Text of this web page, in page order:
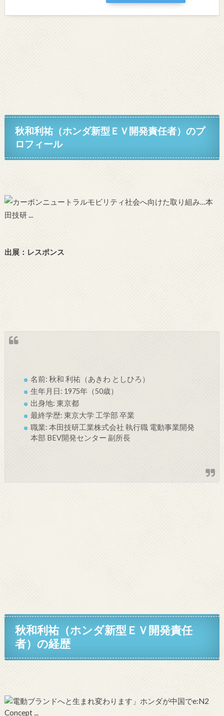
秋和利祐（ホンダ新型ＥＶ開発責任者）のプ
ロフィール
出展：レスポンス
名前: 秋和 利祐（あきわ としひろ）
生年月日: 1975年（50歳）
出身地: 東京都
最終学歴: 東京大学 工学部 卒業
職業: 本田技研工業株式会社 執行職 電動事業開発
本部 BEV開発センター 副所長
秋和利祐（ホンダ新型ＥＶ開発責任
者） の経歴